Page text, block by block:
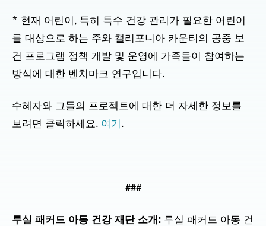
* 현재 어린이, 특히 특수 건강 관리가 필요한 어린이
를 대상으로 하는 주와 캘리포니아 카운티의 공중 보
건 프로그램 정책 개발 및 운영에 가족들이 참여하는
방식에 대한 벤치마크 연구입니다.
수혜자와 그들의 프로젝트에 대한 더 자세한 정보를
보려면 클릭하세요. 여기 .
###
루실 패커드 아동 건강 재단 소개: 루실 패커드 아동 건